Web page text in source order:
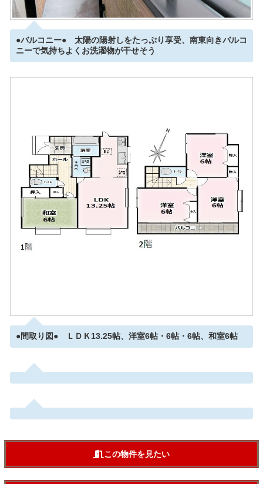
●バルコニー● 太陽の陽射しをたっぷり享受、南東向きバルコ
ニーで気持ちよくお洗濯物が干せそう
●間取り図● ＬＤＫ13.25帖、洋室6帖・6帖・6帖、和室6帖
この物件を見たい